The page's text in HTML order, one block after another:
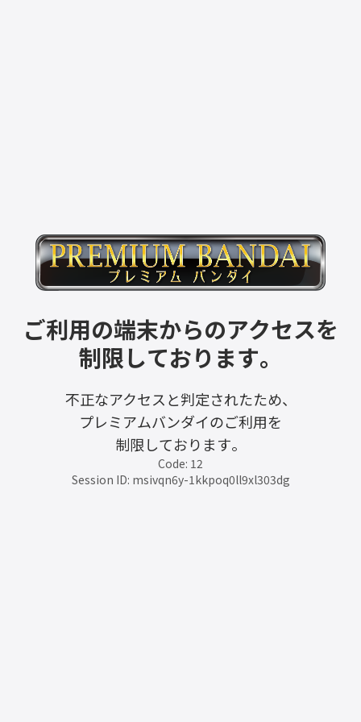
ご利用の端末からのアクセスを
制限しております。
不正なアクセスと判定されたため、
プレミアムバンダイのご利用を
制限しております。
Code: 12
Session ID: msivqn6y-1kkpoq0ll9xl303dg